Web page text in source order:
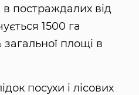
в постраждалих від
1500 га
загальної площі в
посухи і лісових